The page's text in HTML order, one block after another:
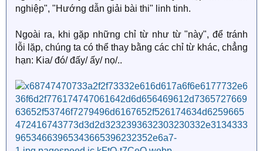
nghiệp", "Hướng dẫn giải bài thi" linh tinh.
Ngoài ra, khi gặp những chỉ từ như từ "này", để tránh
lỗi lặp, chúng ta có thể thay bằng các chỉ từ khác, chẳng
hạn: Kia/ đó/ đấy/ ấy/ nọ/..